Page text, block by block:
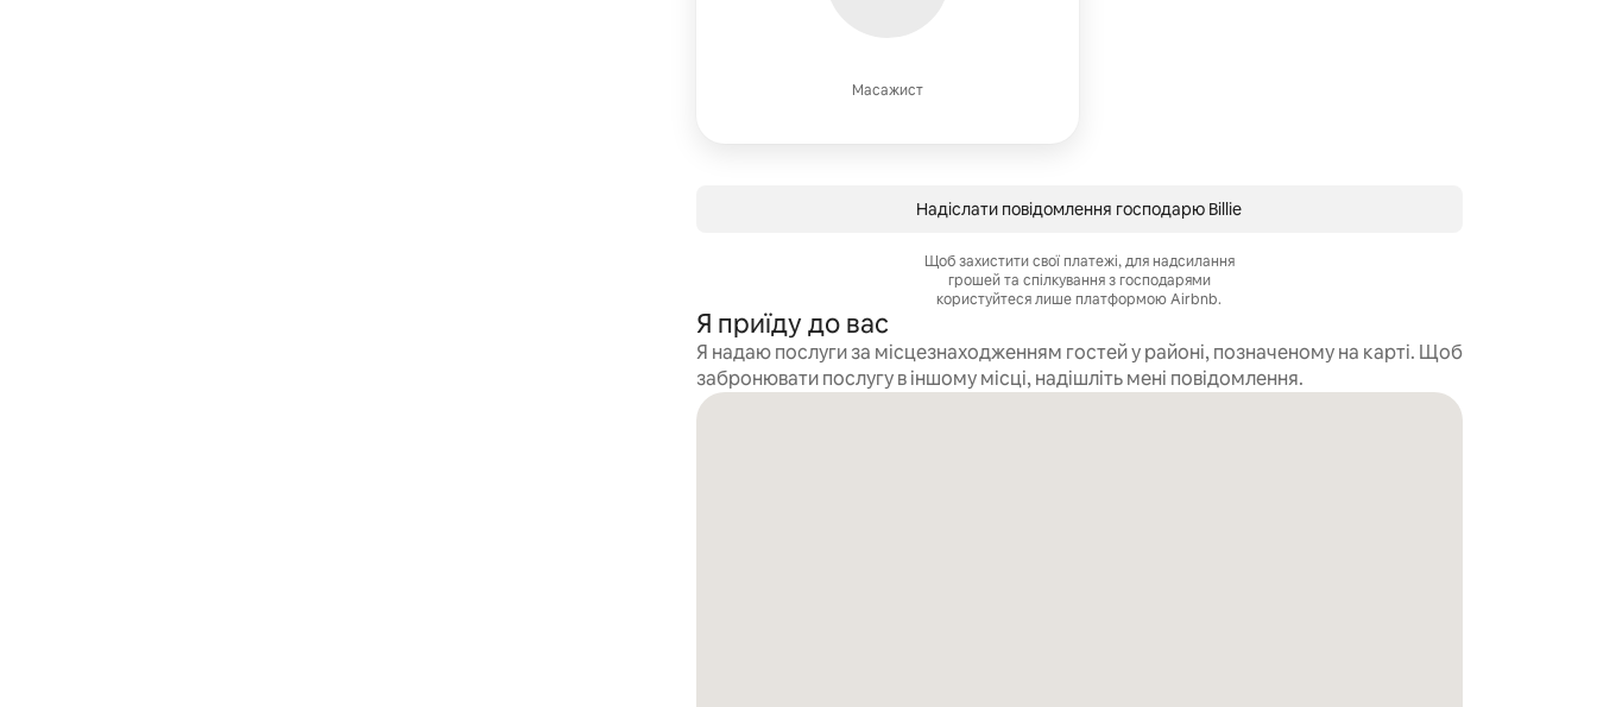
Масажист
Надіслати повідомлення господарю Billie
Щоб захистити свої платежі, для надсилання
грошей та спілкування з господарями
користуйтеся лише платформою Airbnb.
Я приїду до вас
Я надаю послуги за місцезнаходженням гостей у районі, позначеному на карті. Щоб
забронювати послугу в іншому місці, надішліть мені повідомлення.